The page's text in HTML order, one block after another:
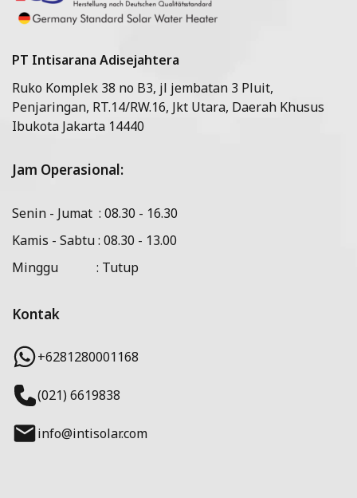
PT Intisarana Adisejahtera
Ruko Komplek 38 no B3, jl jembatan 3 Pluit,
Penjaringan, RT.14/RW.16, Jkt Utara, Daerah Khusus
Ibukota Jakarta 14440
Jam Operasional:
Senin - Jumat : 08.30 - 16.30
Kamis - Sabtu : 08.30 - 13.00
Minggu : Tutup
Kontak
+6281280001168
(021) 6619838
info@intisolar.com